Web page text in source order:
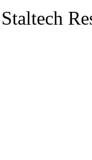
Staltech